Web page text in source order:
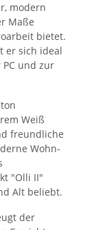
modern
Maße
bietet.
er sich ideal
und zur
Weiß
freundliche
Wohn-
"Olli II"
Alt beliebt.
der